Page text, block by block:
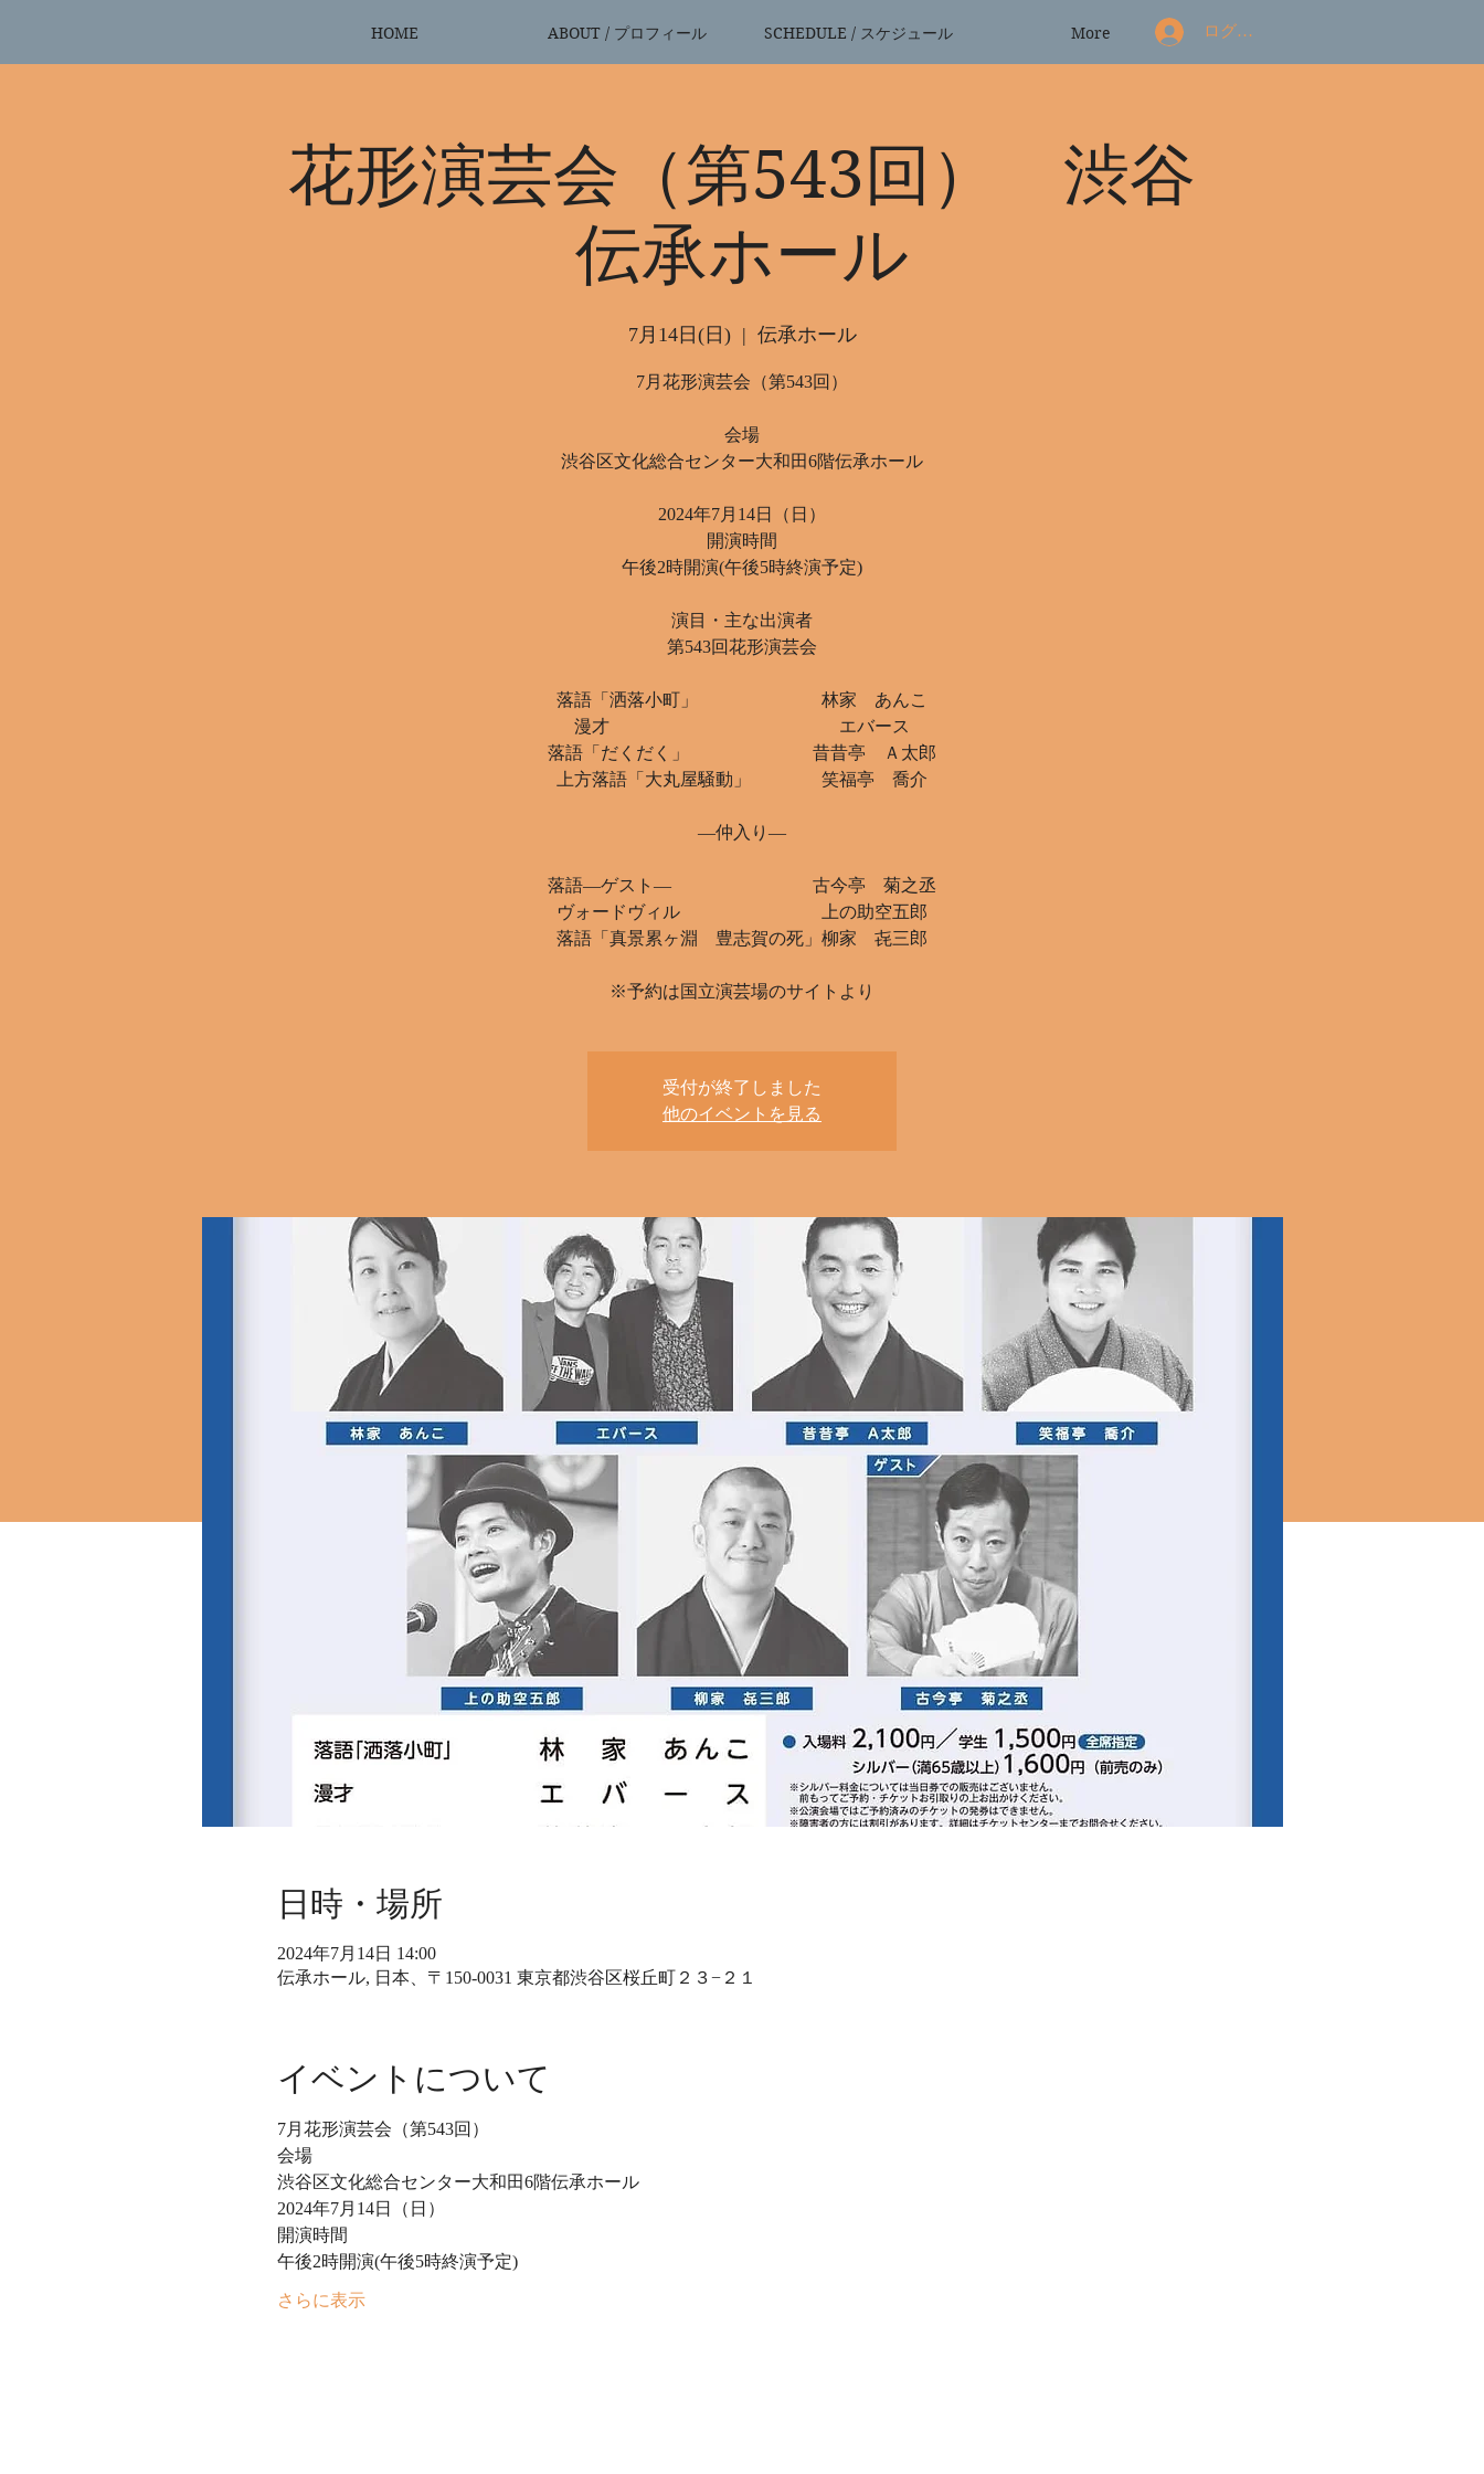
HOME ABOUT / プロフィール SCHEDULE / スケジュール More ログイン
花形演芸会（第543回） 渋谷
伝承ホール
7月14日(日)
  |
伝承ホール
7月花形演芸会（第543回）
会場
渋谷区文化総合センター大和田6階伝承ホール
2024年7月14日（日）
開演時間
午後2時開演(午後5時終演予定)
演目・主な出演者
第543回花形演芸会
落語「洒落小町」 林家 あんこ
漫才 エバース
落語「だくだく」 昔昔亭 Ａ太郎
上方落語「大丸屋騒動」 笑福亭 喬介
―仲入り―
落語―ゲスト― 古今亭 菊之丞
ヴォードヴィル 上の助空五郎
落語「真景累ヶ淵 豊志賀の死」柳家 㐂三郎
※予約は国立演芸場のサイトより
受付が終了しました
他のイベントを見る
日時・場所
2024年7月14日 14:00
伝承ホール, 日本、〒150-0031 東京都渋谷区桜丘町２３−２１
イベントについて
7月花形演芸会（第543回）
会場
渋谷区文化総合センター大和田6階伝承ホール
2024年7月14日（日）
開演時間
午後2時開演(午後5時終演予定)
さらに表示